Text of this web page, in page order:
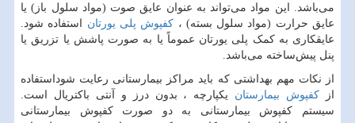
می‌باشد. این مواد می‌تواند به عنوان عایق صوت (مواد سلول باز) یا
عایق حرارت (مواد سلول بسته) ، کفپوش پلی یورتان استفاده شود.
عایقکاری به کمک پلی یورتان عموماً یا به صورت پاشش یا تزریق یا
پنل پیش‌ساخته می‌باشد.
از نکات مهم بهداشتی که باید مراکز بیمارستانی رعایت شوداستفاده
از کفپوش بیمارستان یکپارچه ، بدون درز و آنتی باکتریال است.
سیستم کفپوش بیمارستانی به دو صورت کفپوش بیمارستانی